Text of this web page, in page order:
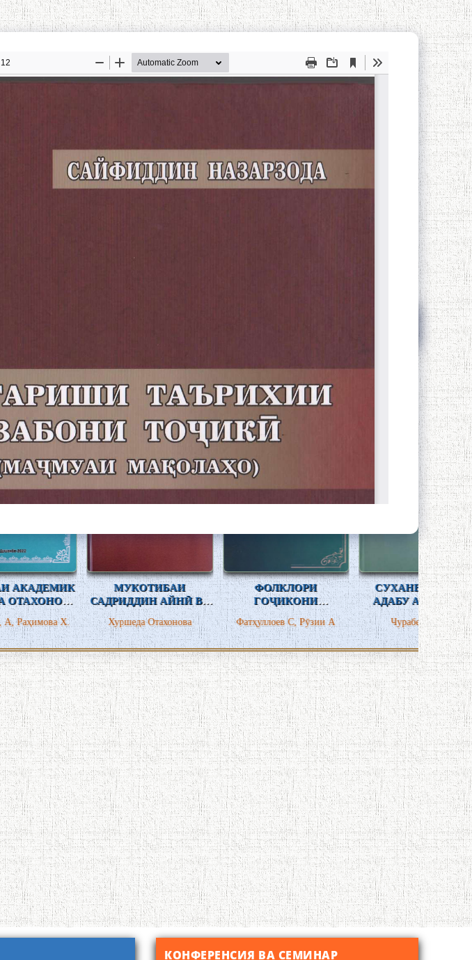
МУКОТИБАИ
САДРИДДИН АЙНӢ ВА
АБУЛҚОСИМ ЛОҲУТӢ
Хуршеда Отахонова
ФОЛКЛОРИ
ГОҶИКОНИ
АФЮНИСГОН
Фатҳуллоев С, Рӯзии А
СУХАНЕ ЧАНД АЗ
АДАБУ АДАБИЁТИ
МУОСИРИ ТОҶИК
Чурабек Назри
КОНФЕРЕНСИЯ ВА СЕМИНАР